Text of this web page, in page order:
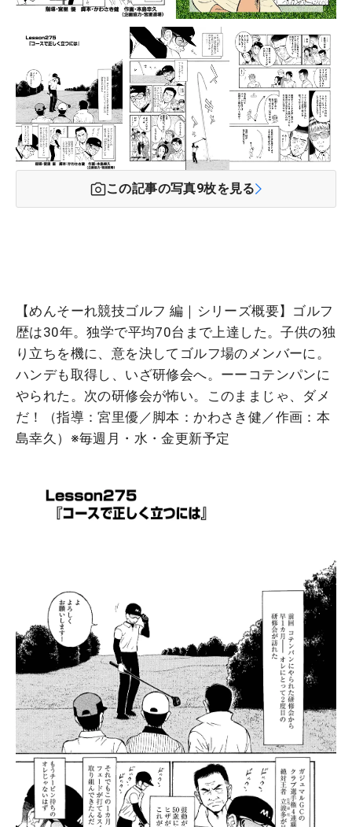
この記事の写真9枚を見る
【めんそーれ競技ゴルフ 編｜シリーズ概要】ゴルフ
歴は30年。独学で平均70台まで上達した。子供の独
り立ちを機に、意を決してゴルフ場のメンバーに。
ハンデも取得し、いざ研修会へ。ーーコテンパンに
やられた。次の研修会が怖い。このままじゃ、ダメ
だ！（指導：宮里優／脚本：かわさき健／作画：本
島幸久）※毎週月・水・金更新予定